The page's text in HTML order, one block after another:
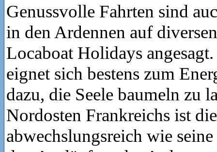
Genussvolle Fahrten sind
in den Ardennen auf
Locaboat Holidays
eignet sich bestens zum
dazu, die Seele baumeln zu
Nordosten Frankreichs ist
abwechslungsreich wie